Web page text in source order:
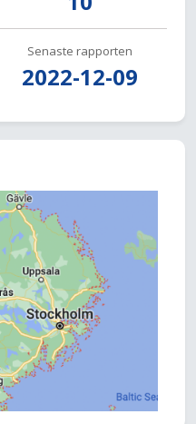
Senaste rapporten
2022-12-09